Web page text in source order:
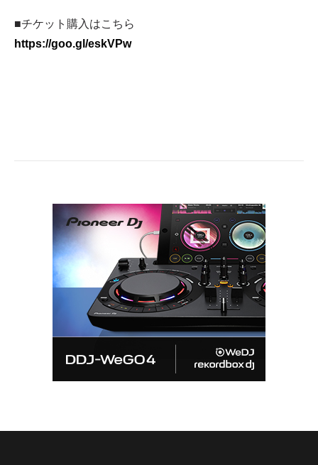
■チケット購入はこちら
https://goo.gl/eskVPw